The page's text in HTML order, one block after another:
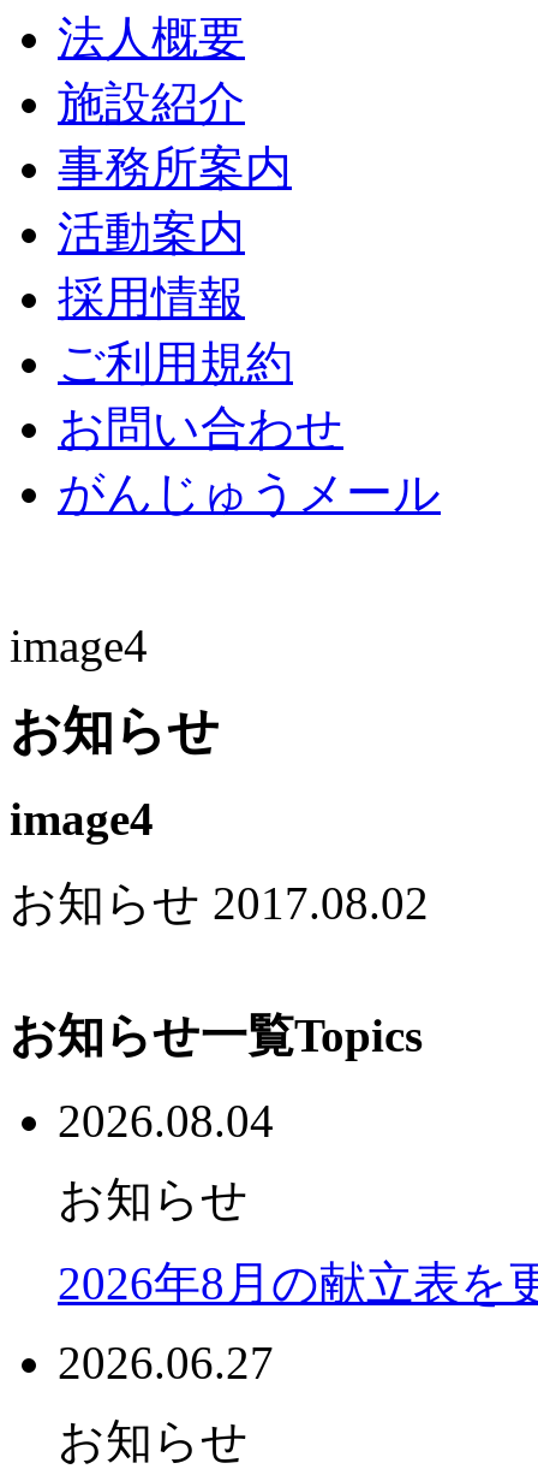
法人概要
施設紹介
事務所案内
活動案内
採用情報
ご利用規約
お問い合わせ
がんじゅうメール
image4
お知らせ
image4
お知らせ 2017.08.02
お知らせ一覧Topics
2026.08.04
お知らせ
2026年8月の献立表を
2026.06.27
お知らせ